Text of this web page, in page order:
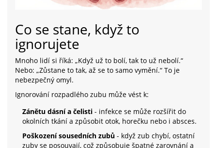
Co se stane, když to
ignorujete
Mnoho lidí si říká: „Když už to bolí, tak to už nebolí.“
Nebo: „Zůstane to tak, až se to samo vymění.“ To je
nebezpečný omyl.
Ignorování rozpadlého zubu může vést k:
Zánětu dásní a čelisti - infekce se může rozšířit do
okolních tkání a způsobit otok, horečku nebo i absces.
Poškození sousedních zubů - když zub chybí, ostatní
zuby se posouvají, což způsobuje špatné zarovnání a